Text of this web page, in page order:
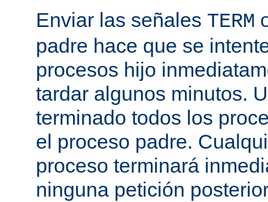
Enviar las señales TERM
padre hace que se
procesos hijo
tardar algunos minutos.
terminado todos los
el proceso padre.
proceso terminará
ninguna petición